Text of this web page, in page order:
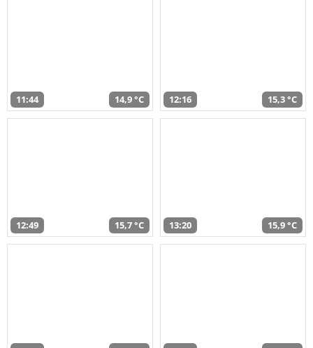
11:44 14,9 °C 12:16 15,3 °C
12:49 15,7 °C 13:20 15,9 °C